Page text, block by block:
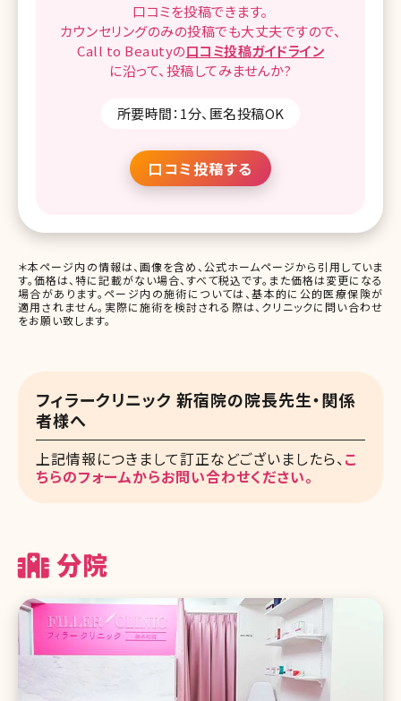
口コミを投稿できます。
カウンセリングのみの投稿でも大丈夫ですので、
Call to Beautyの口コミ投稿ガイドライン
に沿って、 投稿してみませんか?
所要時間：1分、匿名投稿OK
口コミ投稿する
＊本ページ内の情報は、画像を含め、公式ホームページから引用していま
す。価格は、特に記載がない場合、すべて税込です。また価格は変更になる
場合があります。ページ内の施術については、基本的に公的医療保険が
適用されません。実際に施術を検討される際は、クリニックに問い合わせ
をお願い致します。
フィラークリニック 新宿院の院長先生・関係
者様へ
上記情報につきまして訂正などございましたら、こ
ちらのフォームからお問い合わせください。
分院